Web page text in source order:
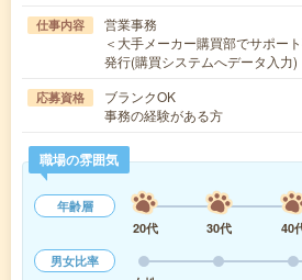
仕事内容
営業事務
＜大手メーカー購買部でサポー
発行(購買システムへデータ入力
応募資格
ブランクOK
事務の経験がある方
職場の雰囲気
年齢層
20代
30代 40
男女比率